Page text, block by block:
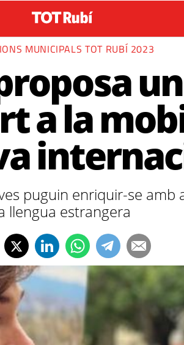
MUNICIPALS TOT RUBÍ 2023
a la
puguin enriquir-se amb
llengua estrangera